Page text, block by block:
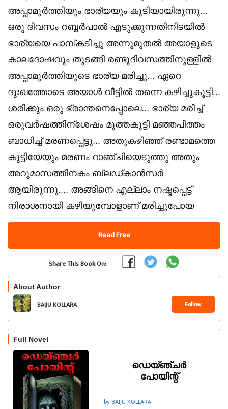
അപ്പാമൂർത്തിയും ഭാര്യയും കൂടിയായിരുന്നു...
ഒരു ദിവസം റബ്ബർപാൽ എടുക്കുന്നതിനിടയിൽ
ഭാര്യയെ പാമ്പ്കടിച്ചു അന്നുമുതൽ അയാളുടെ
കാലദോഷവും തുടങ്ങി രണ്ടുദിവസത്തിനുള്ളിൽ
അപ്പാമൂർത്തിയുടെ ഭാര്യ മരിച്ചു... ഏറെ
ദുഃഖത്തോടെ അയാൾ വീട്ടിൽ തന്നെ കഴിച്ചുകൂട്ടി...
ശരിക്കും ഒരു ഭ്രാന്തനെപ്പോലെ... ഭാര്യ മരിച്ച്
ഒരുവർഷത്തിന്ശേഷം മൂത്തകുട്ടി മഞ്ഞപിത്തം
ബാധിച്ച് മരണപ്പെട്ടു... അതുകഴിഞ്ഞ് രണ്ടാമത്തെ
കുട്ടിയേയും മരണം റാഞ്ചിയെടുത്തു അതും
അറുമാസത്തിനകം ബ്ലഡ്കാൻസർ
ആയിരുന്നു.... അങ്ങിനെ എല്ലാം നഷ്ടപ്പെട്ട്
നിരാശനായി കഴിയുമ്പോളാണ് മരിച്ചുപോയ
Read Free
Share This Book On:
About Author
BAIJU KOLLARA Follow
Full Novel
ഡെയ്ഞ്ചർ
പോയിന്റ്
by BAIJU KOLLARA